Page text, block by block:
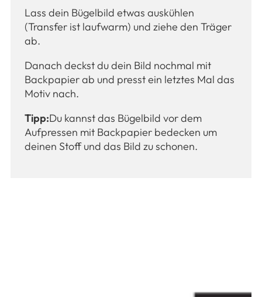
Lass dein Bügelbild etwas auskühlen
(Transfer ist laufwarm) und ziehe den Träger
ab.
Danach deckst du dein Bild nochmal mit
Backpapier ab und presst ein letztes Mal das
Motiv nach.
Tipp:Du kannst das Bügelbild vor dem
Aufpressen mit Backpapier bedecken um
deinen Stoff und das Bild zu schonen.